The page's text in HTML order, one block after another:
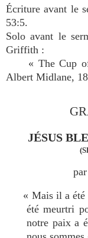
Écriture avant le
53:5.
Solo avant le
Griffith :
« The Cup of
Albert Midlane,
JÉSUS
« Mais il a été
été meurtri
notre paix a